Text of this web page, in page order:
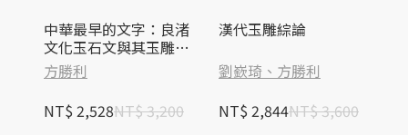
中華最早的文字：良渚
文化玉石文與其玉雕綜
論
方勝利
NT$ 2,528NT$ 3,200
漢代玉雕綜論
劉嶔琦、方勝利
NT$ 2,844NT$ 3,600